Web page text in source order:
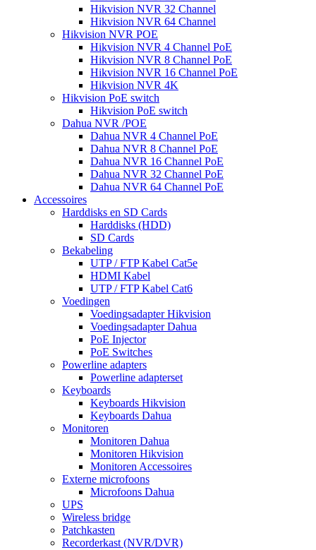
Hikvision NVR 32 Channel
Hikvision NVR 64 Channel
Hikvision NVR POE
Hikvision NVR 4 Channel PoE
Hikvision NVR 8 Channel PoE
Hikvision NVR 16 Channel PoE
Hikvision NVR 4K
Hikvision PoE switch
Hikvision PoE switch
Dahua NVR /POE
Dahua NVR 4 Channel PoE
Dahua NVR 8 Channel PoE
Dahua NVR 16 Channel PoE
Dahua NVR 32 Channel PoE
Dahua NVR 64 Channel PoE
Accessoires
Harddisks en SD Cards
Harddisks (HDD)
SD Cards
Bekabeling
UTP / FTP Kabel Cat5e
HDMI Kabel
UTP / FTP Kabel Cat6
Voedingen
Voedingsadapter Hikvision
Voedingsadapter Dahua
PoE Injector
PoE Switches
Powerline adapters
Powerline adapterset
Keyboards
Keyboards Hikvision
Keyboards Dahua
Monitoren
Monitoren Dahua
Monitoren Hikvision
Monitoren Accessoires
Externe microfoons
Microfoons Dahua
UPS
Wireless bridge
Patchkasten
Recorderkast (NVR/DVR)